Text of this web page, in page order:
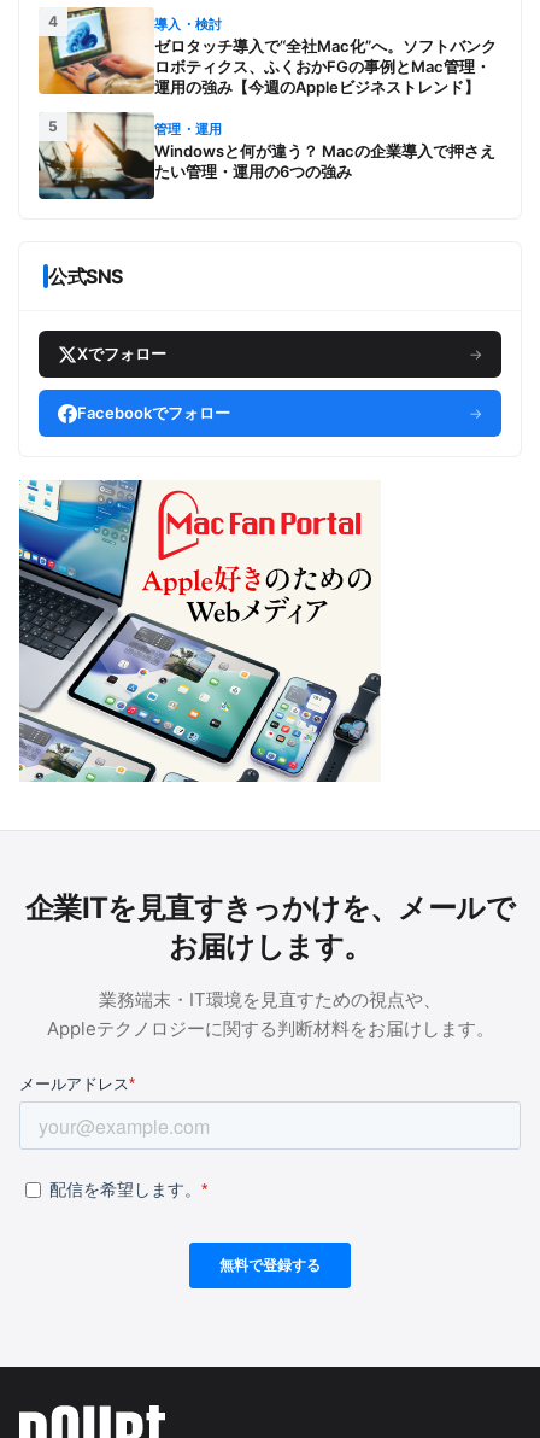
4 導入・検討
ゼロタッチ導入で“全社Mac化”へ。ソフトバンク
ロボティクス、ふくおかFGの事例とMac管理・
運用の強み【今週のAppleビジネストレンド】
5 管理・運用
Windowsと何が違う？ Macの企業導入で押さえ
たい管理・運用の6つの強み
公式SNS
Xでフォロー →
Facebookでフォロー →
企業ITを見直すきっかけを、メールで
お届けします。
業務端末・IT環境を見直すための視点や、
Appleテクノロジーに関する判断材料をお届けします。